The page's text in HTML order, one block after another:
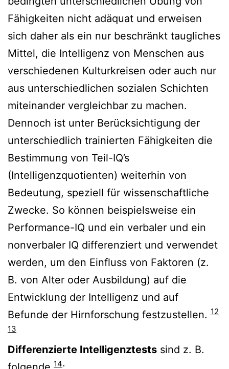
Fähigkeiten nicht adäquat und erweisen
sich daher als ein nur beschränkt taugliches
Mittel, die Intelligenz von Menschen aus
verschiedenen Kulturkreisen oder auch nur
aus unterschiedlichen sozialen Schichten
miteinander vergleichbar zu machen.
Dennoch ist unter Berücksichtigung der
unterschiedlich trainierten Fähigkeiten die
Bestimmung von Teil-IQ’s
(Intelligenzquotienten) weiterhin von
Bedeutung, speziell für wissenschaftliche
Zwecke. So können beispielsweise ein
Performance-IQ und ein verbaler und ein
nonverbaler IQ differenziert und verwendet
werden, um den Einfluss von Faktoren (z.
B. von Alter oder Ausbildung) auf die
Entwicklung der Intelligenz und auf
Befunde der Hirnforschung festzustellen. 12
13
Differenzierte Intelligenztests sind z. B.
14